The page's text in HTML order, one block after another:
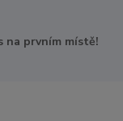
na prvním místě!